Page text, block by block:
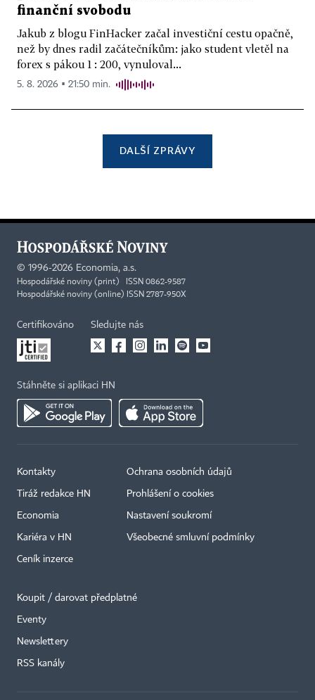
finanční svobodu
Jakub z blogu FinHacker začal investiční cestu opačně,
než by dnes radil začátečníkům: jako student vletěl na
forex s pákou 1 : 200, vynuloval...
5. 8. 2026 ▪ 21:50 min.
DALŠÍ ZPRÁVY
© 1996-2026 Economia, a.s.
Hospodářské noviny (print) ISSN 0862-9587
Hospodářské noviny (online) ISSN 2787-950X
Certifikováno Sledujte nás
Stáhněte si aplikaci HN
Kontakty
Tiráž redakce HN
Economia
Kariéra v HN
Ceník inzerce
Ochrana osobních údajů
Prohlášení o cookies
Nastavení soukromí
Všeobecné smluvní podmínky
Koupit / darovat předplatné
Eventy
Newslettery
RSS kanály